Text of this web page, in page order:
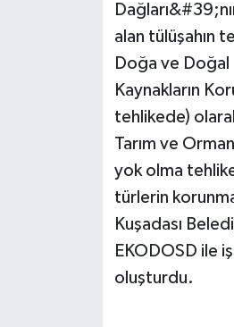
alan tülüşahın
Doğa ve Doğal
Kaynakların
tehlikede)
Tarım ve
yok olma
türlerin
Kuşadası
EKODOSD ile
oluşturdu.